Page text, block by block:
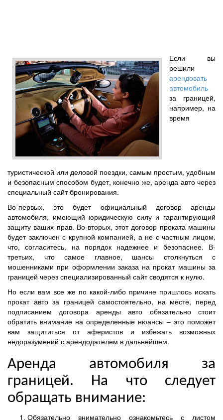
Если вы
решили
арендовать
автомобиль
за границей,
например, на
время
туристической или деловой поездки, самым простым, удобным
и безопасным способом будет, конечно же, аренда авто через
специальный сайт бронирования.
Во-первых, это будет официальный договор аренды
автомобиля, имеющий юридическую силу и гарантирующий
защиту ваших прав. Во-вторых, этот договор проката машины
будет заключен с крупной компанией, а не с частным лицом,
что, согласитесь, на порядок надежнее и безопаснее. В-
третьих, что самое главное, шансы столкнуться с
мошенниками при оформлении заказа на прокат машины за
границей через специализированный сайт сводятся к нулю.
Но если вам все же по какой-либо причине пришлось искать
прокат авто за границей самостоятельно, на месте, перед
подписанием договора аренды авто обязательно стоит
обратить внимание на определенные нюансы – это поможет
вам защититься от аферистов и избежать возможных
недоразумений с арендодателем в дальнейшем.
Аренда автомобиля за
границей. На что следует
обращать внимание:
Обязательно внимательно ознакомьтесь с листом